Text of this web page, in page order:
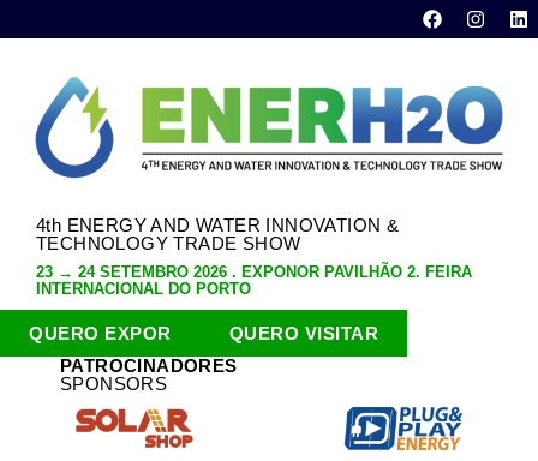
4th ENERGY AND WATER INNOVATION &
TECHNOLOGY TRADE SHOW
23 → 24 SETEMBRO 2026 . EXPONOR PAVILHÃO 2. FEIRA
INTERNACIONAL DO PORTO
QUERO EXPOR
QUERO VISITAR
PATROCINADORES
SPONSORS